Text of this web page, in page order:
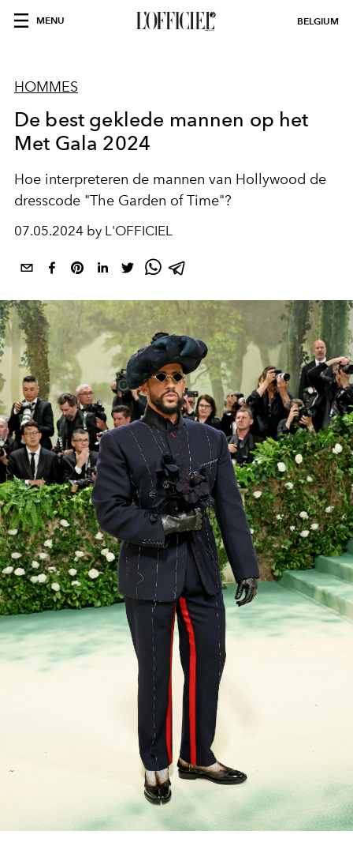
MENU BELGIUM
HOMMES
De best geklede mannen op het
Met Gala 2024
Hoe interpreteren de mannen van Hollywood de
dresscode "The Garden of Time"?
07.05.2024 by L'OFFICIEL